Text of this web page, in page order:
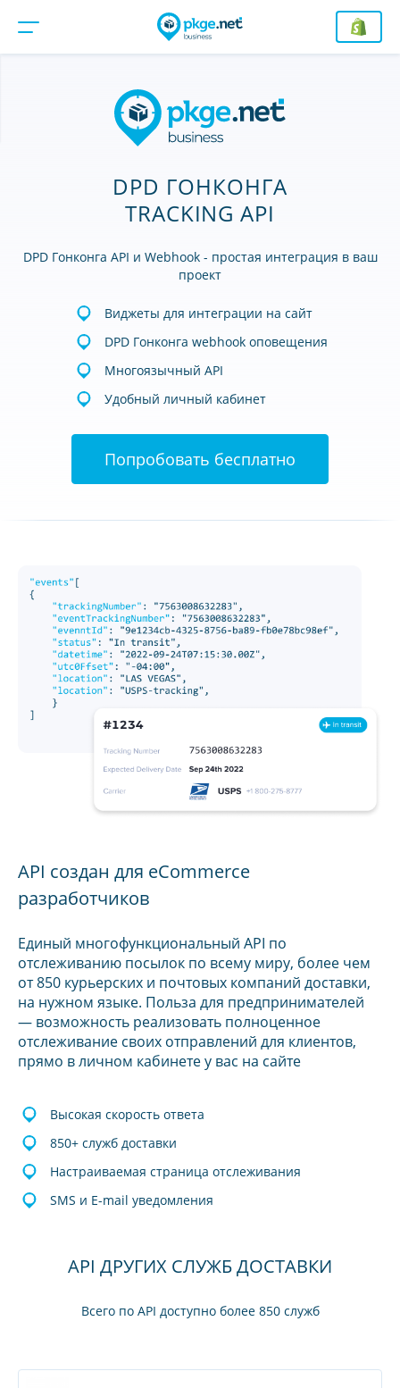
DPD ГОНКОНГА
TRACKING API
DPD Гонконга API и Webhook - простая интеграция в ваш
проект
Виджеты для интеграции на сайт
DPD Гонконга webhook оповещения
Многоязычный API
Удобный личный кабинет
Попробовать бесплатно
API создан для eCommerce
разработчиков
Единый многофункциональный API по
отслеживанию посылок по всему миру, более чем
от 850 курьерских и почтовых компаний доставки,
на нужном языке. Польза для предпринимателей
— возможность реализовать полноценное
отслеживание своих отправлений для клиентов,
прямо в личном кабинете у вас на сайте
Высокая скорость ответа
850+ служб доставки
Настраиваемая страница отслеживания
SMS и E-mail уведомления
API ДРУГИХ СЛУЖБ ДОСТАВКИ
Всего по API доступно более 850 служб